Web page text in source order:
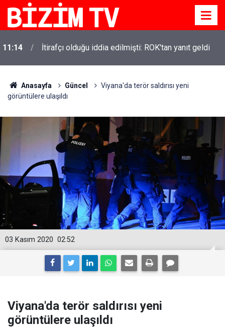
11:14 İtirafçı olduğu iddia edilmişti: ROK'tan yanıt geldi
Anasayfa Güncel
Viyana'da terör saldırısı yeni
görüntülere ulaşıldı
02:52
03 Kasım 2020
Viyana'da terör saldırısı yeni
görüntülere ulaşıldı